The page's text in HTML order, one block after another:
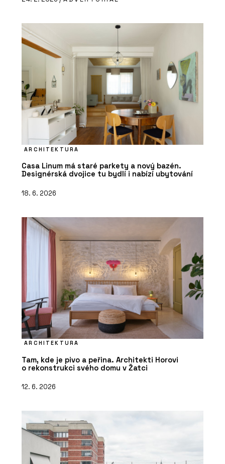
ARCHITEKTURA
Casa Linum má staré parkety a nový bazén.
Designérská dvojice tu bydlí i nabízí ubytování
18. 6. 2026
ARCHITEKTURA
Tam, kde je pivo a peřina. Architekti Horovi
o rekonstrukci svého domu v Žatci
12. 6. 2026